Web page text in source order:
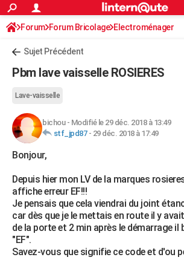
ACTUALITÉS
Politique
Société
Faits Divers
Education
Monde
Villes
+
AUTO
Essais
Réserver un essai
Citadines
Berlines
SUV
Forum auto
+HIGH-TECH
Mobiles
Meilleur smartphone
Internet
Ordinateurs
Jeux vidéo
Guide high-tech
+BRICOLAGE
Forum
Aménagement intérieur
Extérieur
Cuisine
Salle de bains
Jardinage
Rangement
WEEK-END
Guides de France
Escapades
Patrimoine
Expositions
Musées
Week-end nature
+LIFESTYLE
Art de vivre
Bien-être
Loisirs
Mode
Modes de vie
SANTE
Alimentation
Guide de la santé
Maladies
Médicaments
Sommeil
S'inscrire
Connexion
Forum Forum Bricolage Electroménager
Sujet Précédent
Pbm lave vaisselle ROSIERES
Lave-vaisselle
bichou- Modifié le 29 déc. 2018 à 13:49
stf_jpd87- 29 déc. 2018 à 17:49
Bonjour,
Depuis hier mon LV de la marques
affiche erreur EF!!!
Je pensais que cela viendrai du joint
car dès que je le mettais en route il y
de la porte et 2 min après le démarrage
"EF".
Savez-vous que signifie ce code et d'ou